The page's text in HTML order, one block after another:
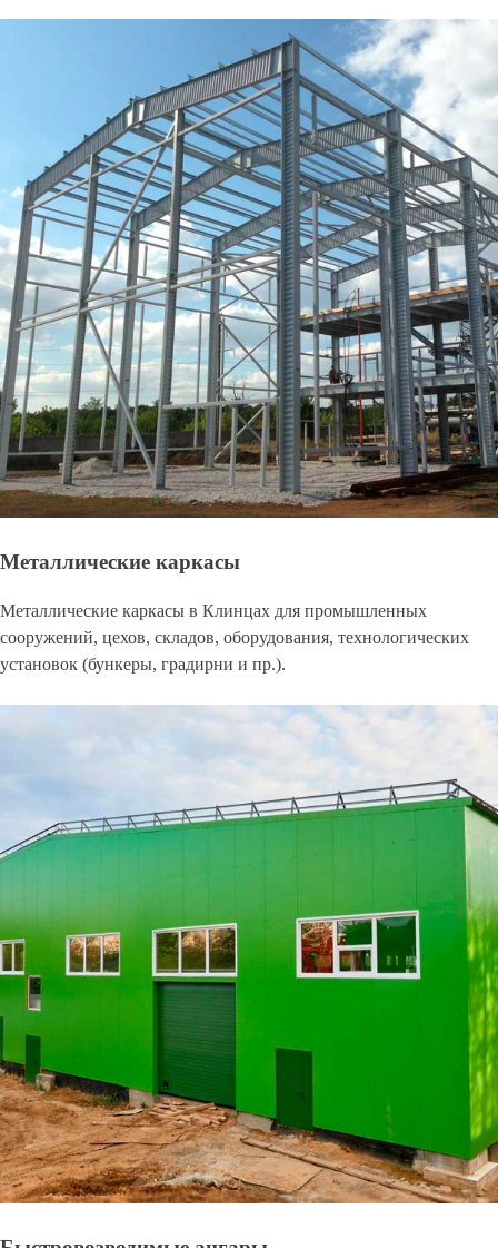
Металлические каркасы
Металлические каркасы в Клинцах для промышленных
сооружений, цехов, складов, оборудования, технологических
установок (бункеры, градирни и пр.).